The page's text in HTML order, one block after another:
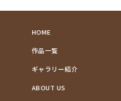
HOME
作品一覧
ギャラリー紹介
ABOUT US